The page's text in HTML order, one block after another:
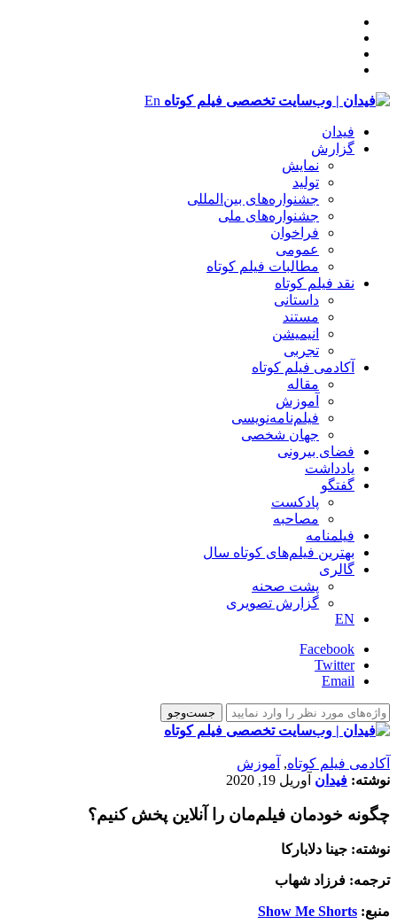
En
فیدان
گزارش
نمایش
تولید
‌‌جشنواره‌های بین‌المللی
جشنواره‌های ملی
فراخوان
عمومی
مطالبات فیلم کوتاه
نقد فیلم کوتاه
داستانی
مستند
انیمیشن
تجربی
آکادمی فیلم کوتاه
مقاله
آموزش
فیلم‌نامه‌نویسی
جهان شخصی
فضای بیرونی
یادداشت
گفتگو
پادکست
مصاحبه
فیلمنامه
بهترین فیلم‌های کوتاه سال
گالری
پشت صحنه
گزارش تصویری
EN
Facebook
Twitter
Email
آکادمی فیلم کوتاه, آموزش
نوشته: فیدان آوریل 19, 2020
چگونه خودمان فیلم‌مان را آنلاین پخش کنیم؟
نوشته: جینا دلابارکا
ترجمه: فرزاد شهاب
منبع: Show Me Shorts